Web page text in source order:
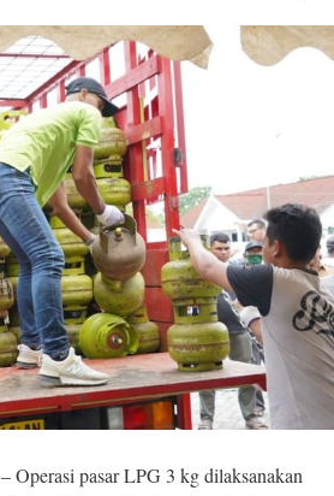
– Operasi pasar LPG 3 kg dilaksanakan